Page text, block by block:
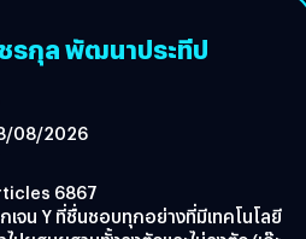
รกุล พัฒนาประทีป
08/2026
6867
เจน Y ที่ชื่นชอบทุกอย่างที่มีเทคโนโลยี